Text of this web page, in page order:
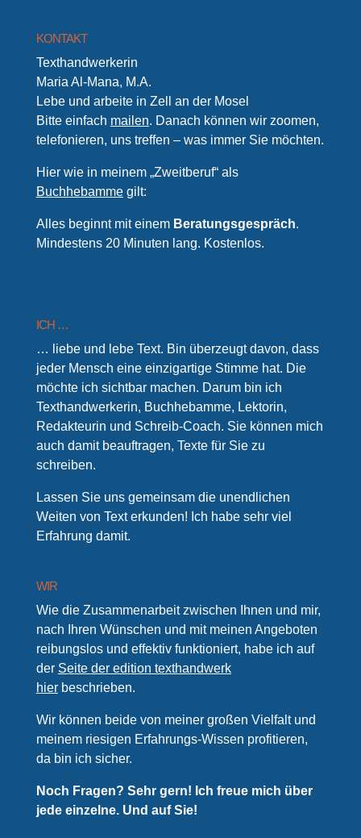
KONTAKT
Texthandwerkerin
Maria Al-Mana, M.A.
Lebe und arbeite in Zell an der Mosel
Bitte einfach mailen. Danach können wir zoomen,
telefonieren, uns treffen – was immer Sie möchten.
Hier wie in meinem „Zweitberuf“ als
Buchhebammegilt:
Alles beginnt mit einem Beratungsgespräch.
Mindestens 20 Minuten lang. Kostenlos.
ICH …
… liebe und lebe Text. Bin überzeugt davon, dass
jeder Mensch eine einzigartige Stimme hat. Die
möchte ich sichtbar machen. Darum bin ich
Texthandwerkerin, Buchhebamme, Lektorin,
Redakteurin und Schreib-Coach. Sie können mich
auch damit beauftragen, Texte für Sie zu
schreiben.
Lassen Sie uns gemeinsam die unendlichen
Weiten von Text erkunden! Ich habe sehr viel
Erfahrung damit.
WIR
Wie die Zusammenarbeit zwischen Ihnen und mir,
nach Ihren Wünschen und mit meinen Angeboten
reibungslos und effektiv funktioniert, habe ich auf
der Seite der edition texthandwerk
hierbeschrieben.
Wir können beide von meiner großen Vielfalt und
meinem riesigen Erfahrungs-Wissen profitieren,
da bin ich sicher.
Noch Fragen? Sehr gern! Ich freue mich über
jede einzelne. Und auf Sie!